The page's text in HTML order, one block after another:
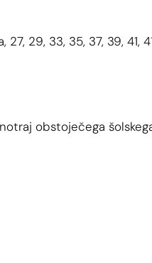
27, 29, 33, 35, 37, 39, 41,
obstoječega